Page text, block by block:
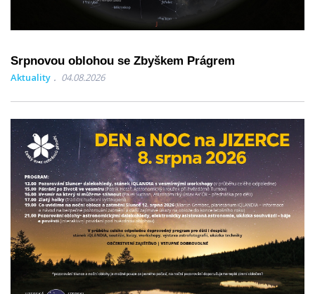
Srpnovou oblohou se Zbyškem Prágrem
Aktuality 04.08.2026